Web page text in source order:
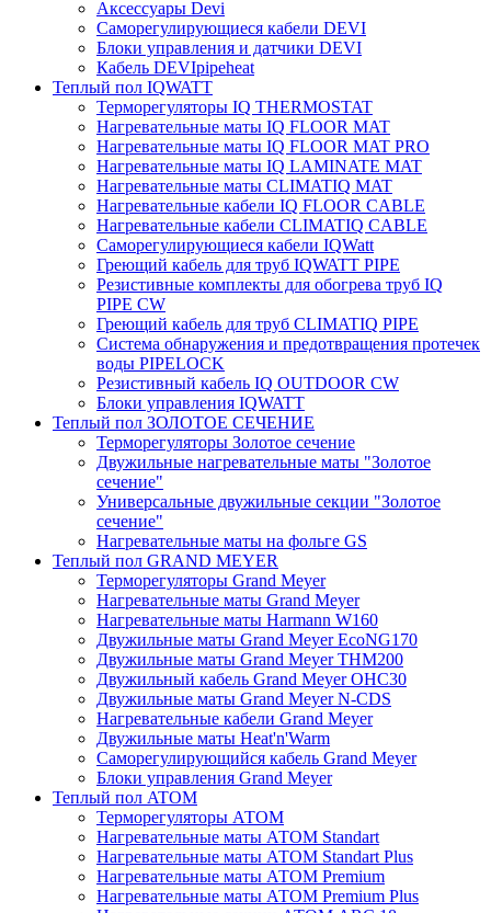
Аксессуары Devi
Саморегулирующиеся кабели DEVI
Блоки управления и датчики DEVI
Кабель DEVIpipeheat
Теплый пол IQWATT
Терморегуляторы IQ THERMOSTAT
Нагревательные маты IQ FLOOR MAT
Нагревательные маты IQ FLOOR MAT PRO
Нагревательные маты IQ LAMINATE MAT
Нагревательные маты CLIMATIQ MAT
Нагревательные кабели IQ FLOOR CABLE
Нагревательные кабели CLIMATIQ CABLE
Саморегулирующиеся кабели IQWatt
Греющий кабель для труб IQWATT PIPE
Резистивные комплекты для обогрева труб IQ
PIPE CW
Греющий кабель для труб CLIMATIQ PIPE
Система обнаружения и предотвращения протечек
воды PIPELOCK
Резистивный кабель IQ OUTDOOR CW
Блоки управления IQWATT
Теплый пол ЗОЛОТОЕ СЕЧЕНИЕ
Терморегуляторы Золотое сечение
Двужильные нагревательные маты "Золотое
сечение"
Универсальные двужильные секции "Золотое
сечение"
Нагревательные маты на фольге GS
Теплый пол GRAND MEYER
Терморегуляторы Grand Meyer
Нагревательные маты Grand Meyer
Нагревательные маты Harmann W160
Двужильные маты Grand Meyer EcoNG170
Двужильные маты Grand Meyer THM200
Двужильный кабель Grand Meyer OHC30
Двужильные маты Grand Meyer N-CDS
Нагревательные кабели Grand Meyer
Двужильные маты Heat'n'Warm
Саморегулирующийся кабель Grand Meyer
Блоки управления Grand Meyer
Теплый пол ATOM
Терморегуляторы АТОМ
Нагревательные маты АТОМ Standart
Нагревательные маты АТОМ Standart Plus
Нагревательные маты АТОМ Premium
Нагревательные маты АТОМ Premium Plus